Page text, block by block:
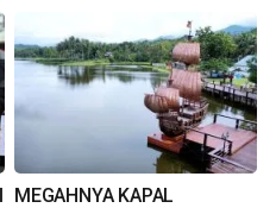
MEGAHNYA KAPAL